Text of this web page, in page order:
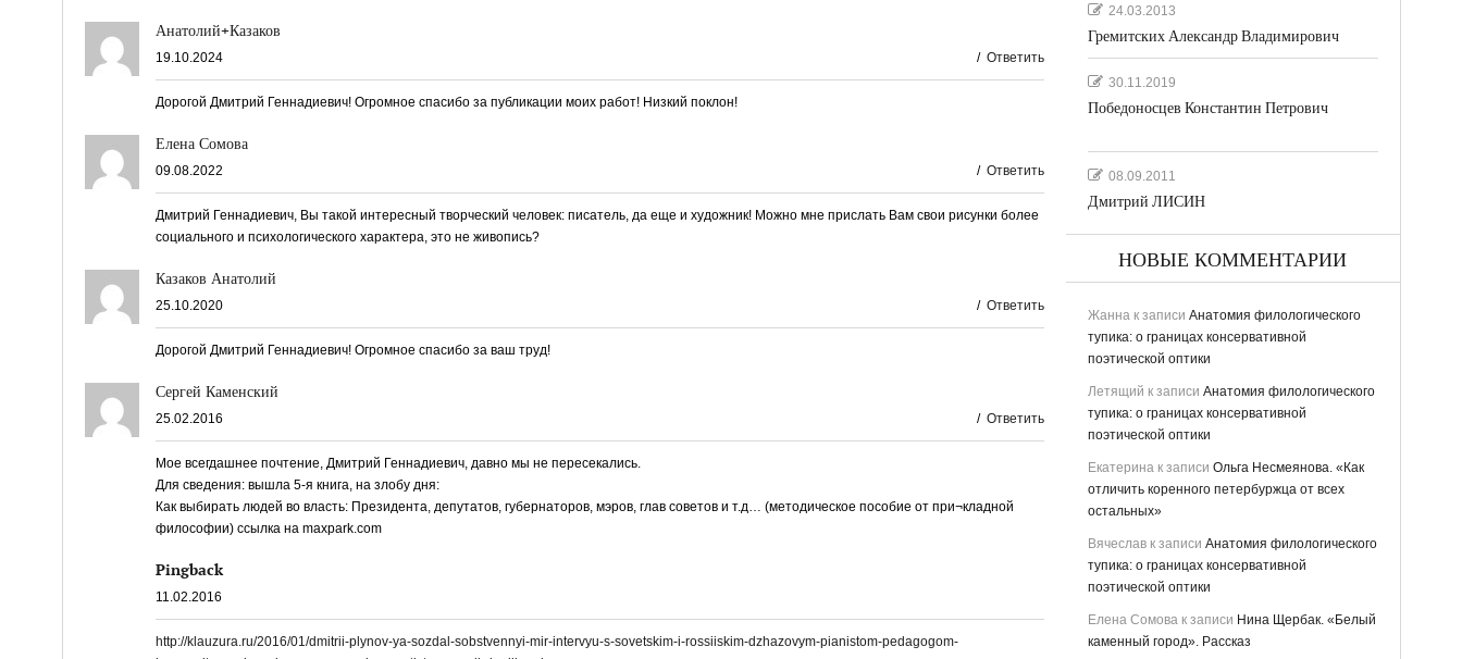
Анатолий+Казаков
19.10.2024 / Ответить
Дорогой Дмитрий Геннадиевич! Огромное спасибо за публикации моих работ! Низкий поклон!
Елена Сомова
09.08.2022 / Ответить
Дмитрий Геннадиевич, Вы такой интересный творческий человек: писатель, да еще и художник! Можно мне прислать Вам свои рисунки более
социального и психологического характера, это не живопись?
Казаков Анатолий
25.10.2020 / Ответить
Дорогой Дмитрий Геннадиевич! Огромное спасибо за ваш труд!
Сергей Каменский
25.02.2016 / Ответить
Мое всегдашнее почтение, Дмитрий Геннадиевич, давно мы не пересекались.
Для сведения: вышла 5-я книга, на злобу дня:
Как выбирать людей во власть: Президента, депутатов, губернаторов, мэров, глав советов и т.д… (методическое пособие от при¬кладной
философии) ссылка на maxpark.com
Pingback
11.02.2016
http://klauzura.ru/2016/01/dmitrii-plynov-ya-sozdal-sobstvennyi-mir-intervyu-s-sovetskim-i-rossiiskim-dzhazovym-pianistom-pedagogom-
24.03.2013
Гремитских Александр Владимирович
30.11.2019
Победоносцев Константин Петрович
08.09.2011
Дмитрий ЛИСИН
НОВЫЕ КОММЕНТАРИИ
Жаннак записи Анатомия филологического
тупика: о границах консервативной
поэтической оптики
Летящий к записи Анатомия филологического
тупика: о границах консервативной
поэтической оптики
Екатеринак записи Ольга Несмеянова. «Как
отличить коренного петербуржца от всех
остальных»
Вячеславк записи Анатомия филологического
тупика: о границах консервативной
поэтической оптики
Елена Сомовак записи Нина Щербак. «Белый
каменный город». Рассказ